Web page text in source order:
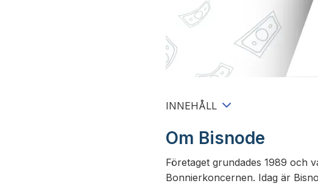
INNEHÅLL
Om Bisnode
Företaget grundades 1989 och
Bonnierkoncernen. Idag är